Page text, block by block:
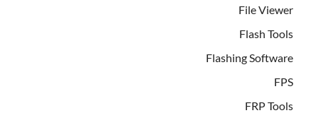
File Viewer
Flash Tools
Flashing Software
FPS
FRP Tools